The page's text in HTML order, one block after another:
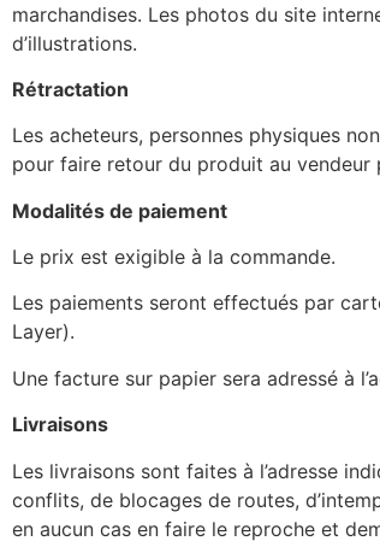
marchandises. Les photos du site
d’illustrations.
Rétractation
Les acheteurs, personnes physiques
pour faire retour du produit au vendeur
Modalités de paiement
Le prix est exigible à la commande.
Les paiements seront effectués par
Layer).
Une facture sur papier sera adressé à
Livraisons
Les livraisons sont faites à l’adresse
conflits, de blocages de routes,
en aucun cas en faire le reproche et